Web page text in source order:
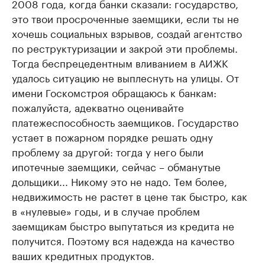
это твои просроченные заемщики, если ты не
хочешь социальных взрывов, создай агентство
по реструктуризации и закрой эти проблемы.
Тогда беспрецедентным вливанием в АИЖК
удалось ситуацию не выплеснуть на улицы. От
имени Госкомстроя обращаюсь к банкам:
пожалуйста, адекватно оценивайте
платежеспособность заемщиков. Государство
устает в пожарном порядке решать одну
проблему за другой: тогда у него были
ипотечные заемщики, сейчас – обманутые
дольщики... Никому это не надо. Тем более,
недвижимость не растет в цене так быстро, как
в «нулевые» годы, и в случае проблем
заемщикам быстро выпутаться из кредита не
получится. Поэтому вся надежда на качество
ваших кредитных продуктов.